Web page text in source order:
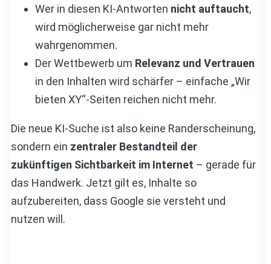
Wer in diesen KI-Antworten nicht auftaucht,
wird möglicherweise gar nicht mehr
wahrgenommen.
Der Wettbewerb um Relevanz und Vertrauen
in den Inhalten wird schärfer – einfache „Wir
bieten XY“-Seiten reichen nicht mehr.
Die neue KI-Suche ist also keine Randerscheinung,
sondern ein zentraler Bestandteil der
zukünftigen Sichtbarkeit im Internet – gerade für
das Handwerk. Jetzt gilt es, Inhalte so
aufzubereiten, dass Google sie versteht und
nutzen will.